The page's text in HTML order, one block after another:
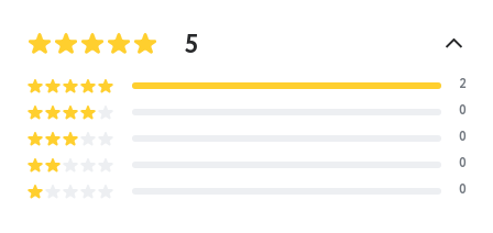
5
2
0
0
0
0